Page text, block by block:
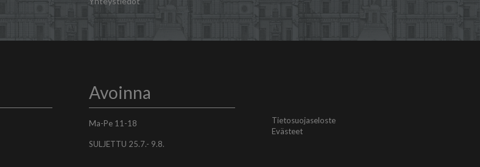
Avoinna
Ma-Pe 11-18
SULJETTU 25.7.- 9.8.
Tietosuojaseloste
Evästeet